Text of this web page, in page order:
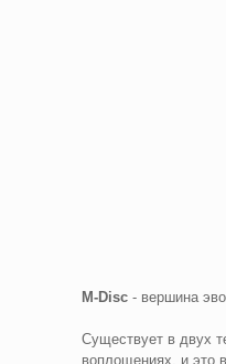
M-Disc - вершина
Cуществует в двух
воплощениях, и это